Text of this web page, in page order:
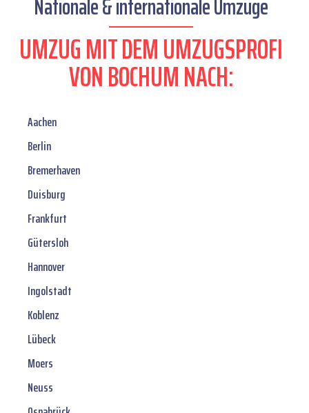
Nationale & internationale Umzüge
UMZUG MIT DEM UMZUGSPROFI
VON BOCHUM NACH:
Aachen
Berlin
Bremerhaven
Duisburg
Frankfurt
Gütersloh
Hannover
Ingolstadt
Koblenz
Lübeck
Moers
Neuss